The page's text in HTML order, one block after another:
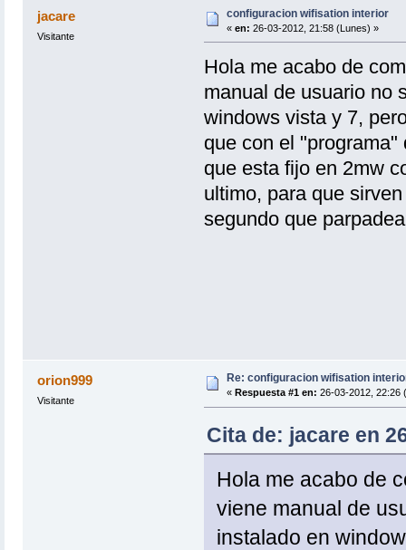
jacare
Visitante
configuracion wifisation interior
« en: 26-03-2012, 21:58 (Lunes) »
Hola me acabo de
manual de usuario no
windows vista y 7,
que con el
que esta fijo en 2mw
ultimo, para que
segundo que
orion999
Visitante
Re: configuracion wifisation
« Respuesta #1 en: 26-03-2012, 22:26
Cita de: jacare en
Hola me acabo de
viene manual de
instalado en